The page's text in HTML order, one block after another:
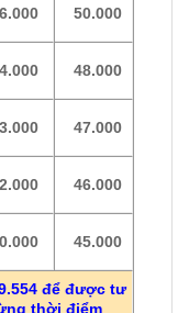
50.000
48.000
47.000
46.000
45.000
để được tư
thời điểm